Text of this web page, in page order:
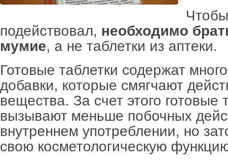
подействовал, необходимо
мумие, а не таблетки из аптеки.
Готовые таблетки содержат
добавки, которые смягчают
вещества. За счет этого готовые
вызывают меньше побочных
внутреннем употреблении, но
свою косметологическую